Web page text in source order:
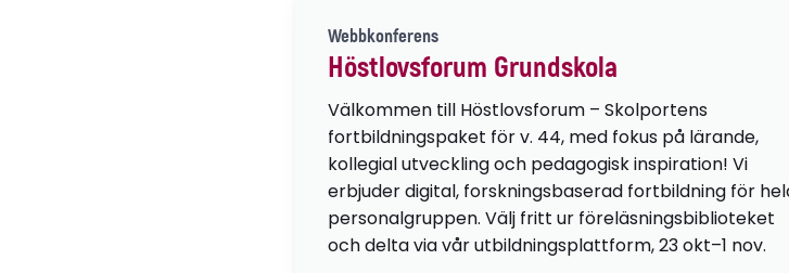
Webbkonferens
Höstlovsforum Grundskola
Välkommen till Höstlovsforum – Skolportens
fortbildningspaket för v. 44, med fokus på lärande,
kollegial utveckling och pedagogisk inspiration! Vi
erbjuder digital, forskningsbaserad fortbildning för
personalgruppen. Välj fritt ur föreläsningsbiblioteket
och delta via vår utbildningsplattform, 23 okt–1 nov.